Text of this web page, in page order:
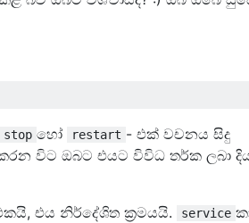
stop හෝ restart - එක් වචනය සිදු
විට ඔබට එයට විවිධ තර්ක ලබා
එය නිර්දේශිත ක්‍රමයයි.
service